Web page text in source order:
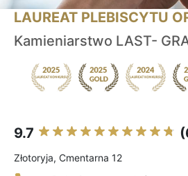
LAUREAT PLEBISCYTU
Kamieniarstwo LAST-
9.7
Złotoryja, Cmentarna 12